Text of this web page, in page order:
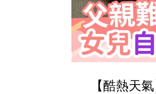
【酷熱天